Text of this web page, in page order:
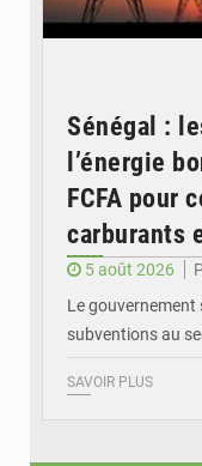
Sénégal :
l’énergie
FCFA pour
carburants
5 août 2026
Le gouvernement
subventions au
SAVOIR PLUS